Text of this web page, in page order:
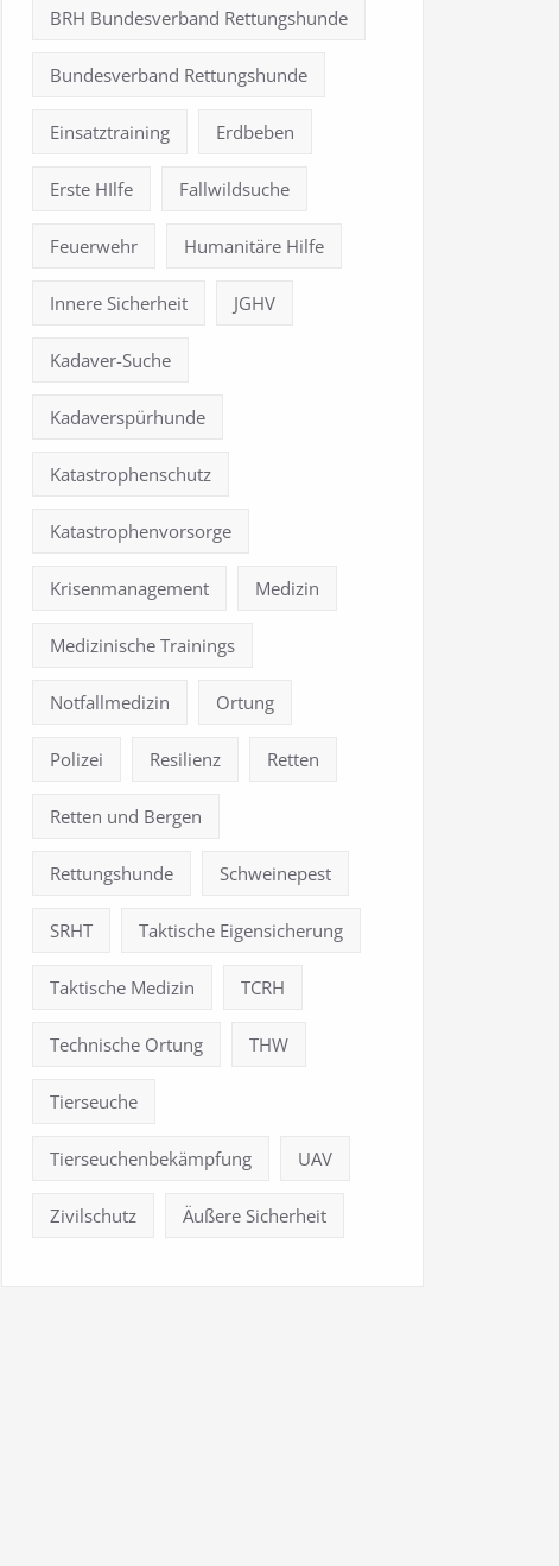
BRH Bundesverband Rettungshunde
Bundesverband Rettungshunde
Einsatztraining Erdbeben
Erste HIlfe Fallwildsuche
Feuerwehr Humanitäre Hilfe
Innere Sicherheit JGHV
Kadaver-Suche
Kadaverspürhunde
Katastrophenschutz
Katastrophenvorsorge
Krisenmanagement Medizin
Medizinische Trainings
Notfallmedizin Ortung
Polizei Resilienz Retten
Retten und Bergen
Rettungshunde Schweinepest
SRHT Taktische Eigensicherung
Taktische Medizin TCRH
Technische Ortung THW
Tierseuche
Tierseuchenbekämpfung UAV
Zivilschutz Äußere Sicherheit